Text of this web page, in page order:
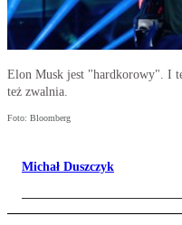
Elon Musk jest "hardkorowy". I
też zwalnia.
Foto: Bloomberg
Michał Duszczyk